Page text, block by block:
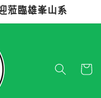
蒞臨雄峯山系
物